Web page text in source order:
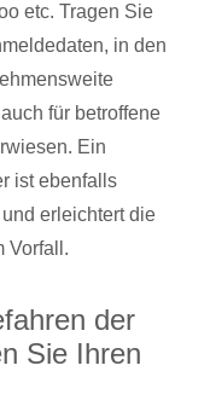
etc. Tragen Sie
in den
für betroffene
Ein
ist ebenfalls
erleichtert die
Vorfall.
der
Sie Ihren